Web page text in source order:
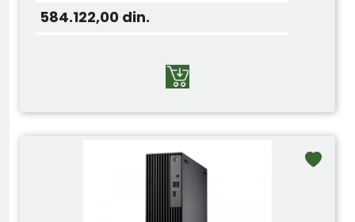
584.122,00 din.